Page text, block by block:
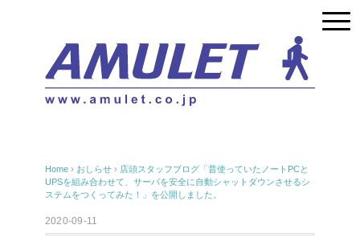
Home › おしらせ › 店頭スタッフブログ「昔使っていたノートPCと
UPSを組み合わせて、サーバを安全に自動シャットダウンさせるシ
ステムをつくってみた！」を公開しました。
2020-09-11